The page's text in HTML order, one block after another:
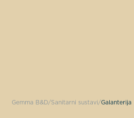
Gemma B&D Sanitarni sustavi Galanterija